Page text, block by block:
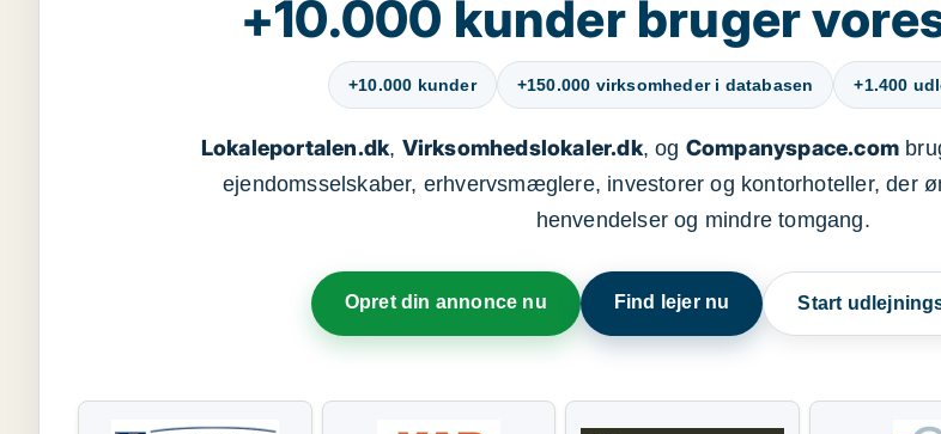
+10.000 kunder bruger
+10.000 kunder +150.000 virksomheder i databasen +1.400
Lokaleportalen.dk, Virksomhedslokaler.dk, og Companyspace.com
ejendomsselskaber, erhvervsmæglere, investorer og kontorhoteller, der
henvendelser og mindre tomgang.
Opret din annonce nu Find lejer nu Start